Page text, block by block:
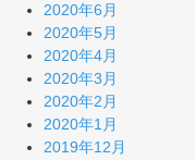
2020年6月
2020年5月
2020年4月
2020年3月
2020年2月
2020年1月
2019年12月